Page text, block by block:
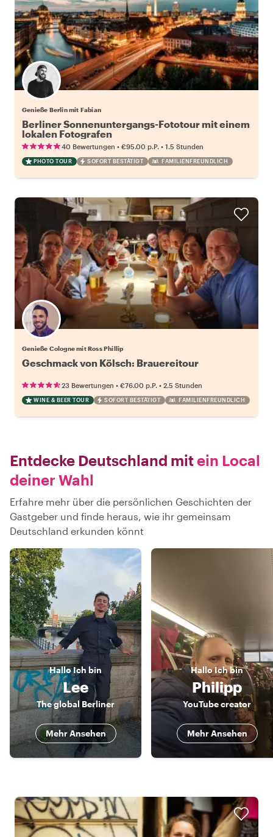
Genieße Berlin mit Fabian
Berliner Sonnenuntergangs-Fototour mit einem
lokalen Fotografen
40 Bewertungen • €95.00 p.P. • 1.5 Stunden
PHOTO TOUR SOFORT BESTÄTIGT FAMILIENFREUNDLICH
Genieße Cologne mit Ross Phillip
Geschmack von Kölsch: Brauereitour
23 Bewertungen • €76.00 p.P. • 2.5 Stunden
WINE & BEER TOUR SOFORT BESTÄTIGT FAMILIENFREUNDLICH
Entdecke Deutschland mitein Local
deiner Wahl
Erfahre mehr über die persönlichen Geschichten der
Gastgeber und finde heraus, wie ihr gemeinsam
Deutschland erkunden könnt
HalloIch bin
Lee
The global Berliner
Mehr Ansehen
HalloIch bin
Philipp
YouTube creator
Mehr Ansehen